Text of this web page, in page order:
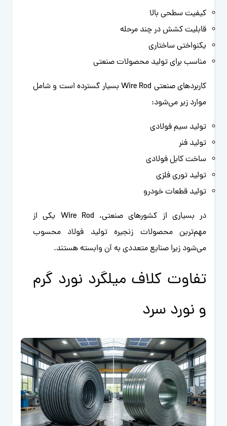
کیفیت سطحی بالا
قابلیت کشش در چند مرحله
یکنواختی ساختاری
مناسب برای تولید محصولات صنعتی
کاربردهای صنعتی Wire Rod بسیار گسترده است و شامل
موارد زیر می‌شود:
تولید سیم فولادی
تولید فنر
ساخت کابل فولادی
تولید توری فلزی
تولید قطعات خودرو
در بسیاری از کشورهای صنعتی، Wire Rod یکی از
مهم‌ترین محصولات زنجیره تولید فولاد محسوب
می‌شود زیرا صنایع متعددی به آن وابسته هستند.
تفاوت کلاف میلگرد نورد گرم
و نورد سرد